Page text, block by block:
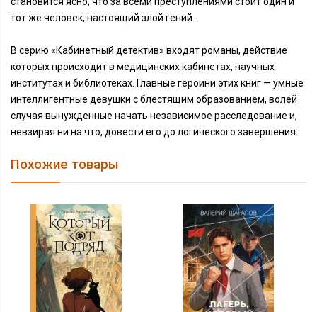
тот же человек, настоящий злой гений…
В серию «Кабинетный детектив» входят романы, действие
которых происходит в медицинских кабинетах, научных
институтах и библиотеках. Главные героини этих книг — умные
интеллигентные девушки с блестящим образованием, волей
случая вынужденные начать независимое расследование и,
невзирая ни на что, довести его до логического завершения.
Похожие товары